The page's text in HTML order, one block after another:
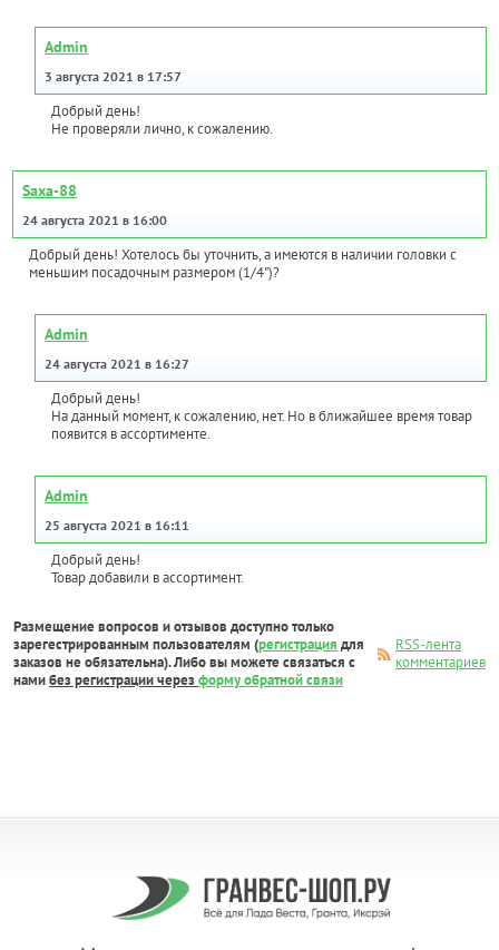
Admin
3 августа 2021 в 17:57
Добрый день!
Не проверяли лично, к сожалению.
Saxa-88
24 августа 2021 в 16:00
Добрый день! Хотелось бы уточнить, а имеются в наличии головки с
меньшим посадочным размером (1/4")?
Admin
24 августа 2021 в 16:27
Добрый день!
На данный момент, к сожалению, нет. Но в ближайшее время товар
появится в ассортименте.
Admin
25 августа 2021 в 16:11
Добрый день!
Товар добавили в ассортимент.
Размещение вопросов и отзывов доступно только
зарегестрированным пользователям (регистрация для
заказов не обязательна). Либо вы можете связаться с
намибез регистрации через форму обратной связи
RSS-лента
комментариев